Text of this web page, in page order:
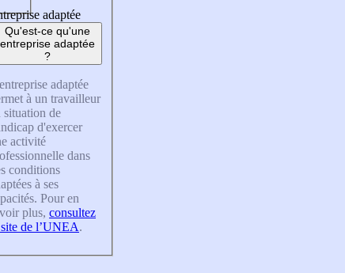
adaptée
Qu'est-ce qu'une
entreprise adaptée
?
adaptée
à un travailleur
situation de
d'exercer
activité
dans
conditions
à ses
Pour en
plus, consultez
de l’UNEA.